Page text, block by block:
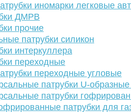
иномарки легковые
ДМРВ
прочие
патрубки силикон
интеркуллера
переходные
переходные угловые
патрубки U-
патрубки
патрубки для